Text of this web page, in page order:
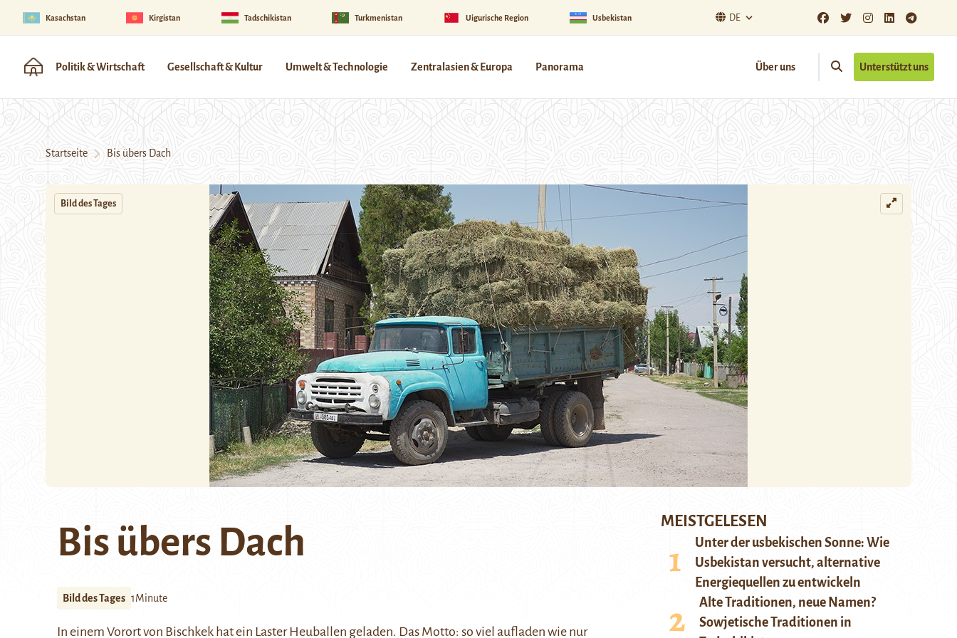
Kasachstan Kirgistan Tadschikistan Turkmenistan Uigurische Region Usbekistan DE
Politik & Wirtschaft Gesellschaft & Kultur Umwelt & Technologie Zentralasien & Europa Panorama Über uns Unterstützt uns
Startseite Bis übers Dach
Bild des Tages
Bis übers Dach
Bild des Tages 1Minute
In einem Vorort von Bischkek hat ein Laster Heuballen geladen. Das Motto: so viel aufladen wie nur
MEISTGELESEN
Unter der usbekischen Sonne: Wie
Usbekistan versucht, alternative
Energiequellen zu entwickeln
Alte Traditionen, neue Namen?
Sowjetische Traditionen in